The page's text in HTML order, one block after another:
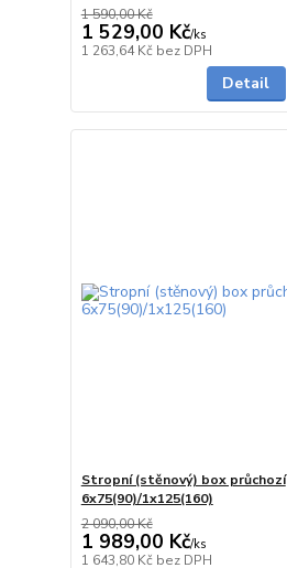
1 590,00 Kč
1 529,00 Kč/ks
1 263,64 Kč bez DPH
Detail
Stropní (stěnový) box průchozí
6x75(90)/1x125(160)
2 090,00 Kč
1 989,00 Kč/ks
1 643,80 Kč bez DPH